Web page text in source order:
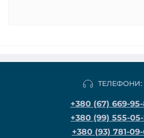
ТЕЛЕФОНИ:
+380 (67) 669-
+380 (99) 555-
+380 (93) 781-